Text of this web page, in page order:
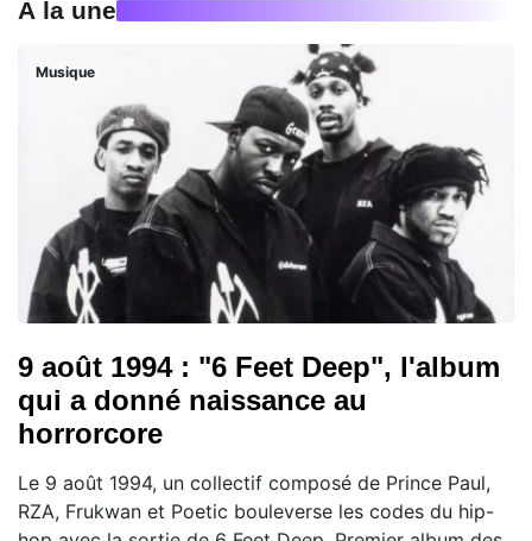
À la une
Musique
9 août 1994 : "6 Feet Deep", l'album
qui a donné naissance au
horrorcore
Le 9 août 1994, un collectif composé de Prince Paul,
RZA, Frukwan et Poetic bouleverse les codes du hip-